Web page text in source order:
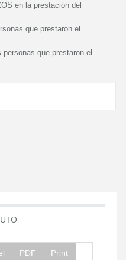
en la prestación del
que prestaron el
que prestaron el
PDF Print